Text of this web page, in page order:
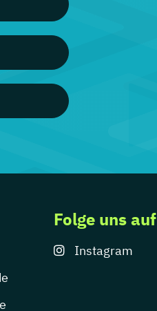
Folge uns auf
Instagram